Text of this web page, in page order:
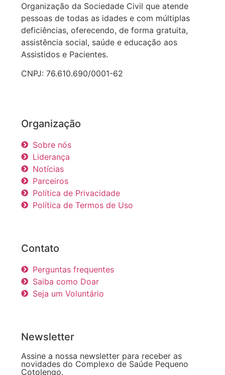
Organização da Sociedade Civil que atende
pessoas de todas as idades e com múltiplas
deficiências, oferecendo, de forma gratuita,
assistência social, saúde e educação aos
Assistidos e Pacientes.
CNPJ: 76.610.690/0001-62
Organização
Sobre nós
Liderança
Notícias
Parceiros
Política de Privacidade
Política de Termos de Uso
Contato
Perguntas frequentes
Saiba como Doar
Seja um Voluntário
Newsletter
Assine a nossa newsletter para receber as
novidades do Complexo de Saúde Pequeno
Cotolengo.